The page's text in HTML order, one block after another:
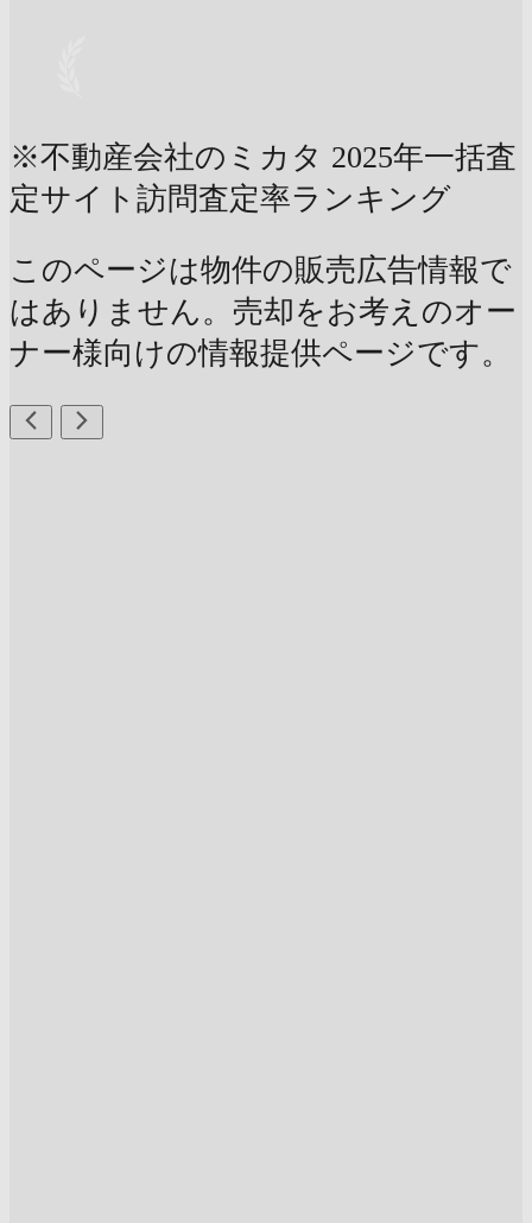
※不動産会社のミカタ 2025年一括査
定サイト訪問査定率ランキング
このページは物件の販売広告情報で
はありません。売却をお考えのオー
ナー様向けの情報提供ページです。